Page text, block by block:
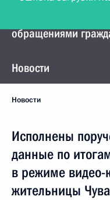
Управление
обращениями
Новости
Новости
Исполнены
данные по
в режиме видео-
жительницы